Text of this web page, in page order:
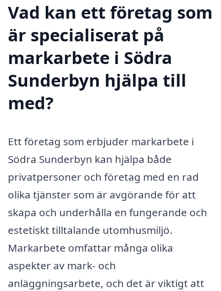
Vad kan ett företag som
är specialiserat på
markarbete i Södra
Sunderbyn hjälpa till
med?
Ett företag som erbjuder markarbete i
Södra Sunderbyn kan hjälpa både
privatpersoner och företag med en rad
olika tjänster som är avgörande för att
skapa och underhålla en fungerande och
estetiskt tilltalande utomhusmiljö.
Markarbete omfattar många olika
aspekter av mark- och
anläggningsarbete, och det är viktigt att